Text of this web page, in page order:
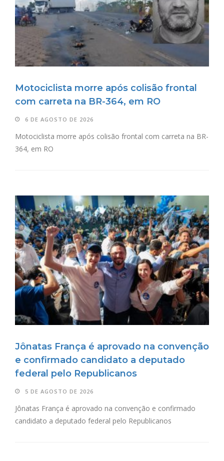
Motociclista morre após colisão frontal
com carreta na BR-364, em RO
6 DE AGOSTO DE 2026
Motociclista morre após colisão frontal com carreta na BR-
364, em RO
Jônatas França é aprovado na convenção
e confirmado candidato a deputado
federal pelo Republicanos
5 DE AGOSTO DE 2026
Jônatas França é aprovado na convenção e confirmado
candidato a deputado federal pelo Republicanos